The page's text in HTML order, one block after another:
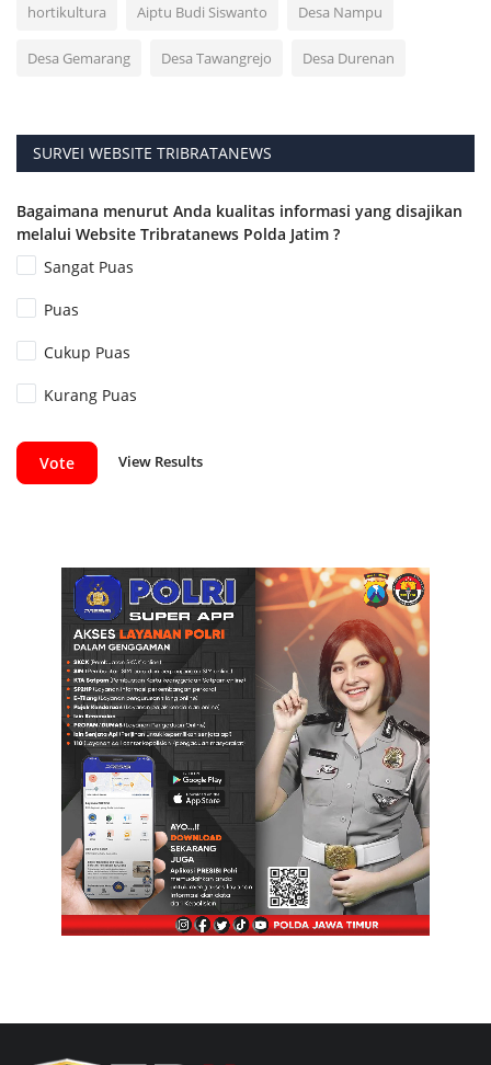
hortikultura Aiptu Budi Siswanto Desa Nampu
Desa Gemarang Desa Tawangrejo Desa Durenan
SURVEI WEBSITE TRIBRATANEWS
Bagaimana menurut Anda kualitas informasi yang disajikan
melalui Website Tribratanews Polda Jatim ?
Sangat Puas
Puas
Cukup Puas
Kurang Puas
Vote View Results